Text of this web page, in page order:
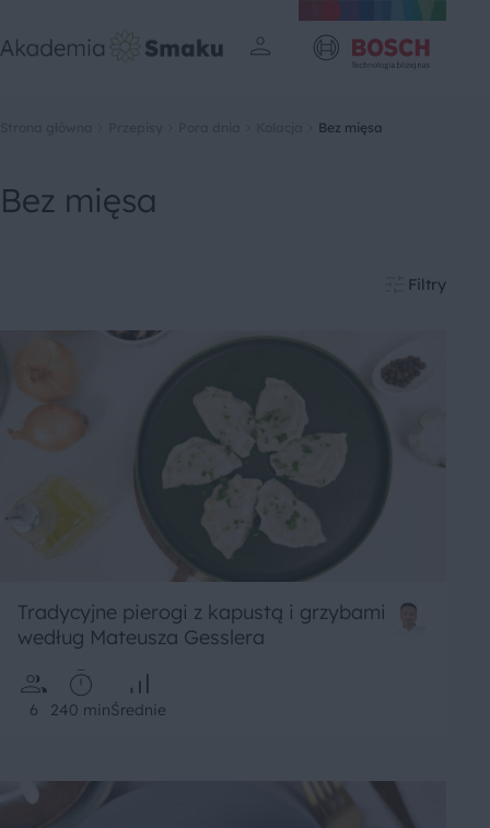
Bez mięsa
Bez mięsa
Filtry
Tradycyjne pierogi z kapustą i grzybami
według Mateusza Gesslera
6 240 minŚrednie